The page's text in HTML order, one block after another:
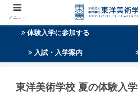
体験入学に参加する
入試・入学案内
東洋美術学校 夏の体験入
メニュー